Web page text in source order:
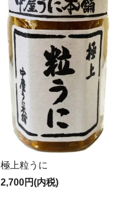
極上粒うに
2,700円(内税)